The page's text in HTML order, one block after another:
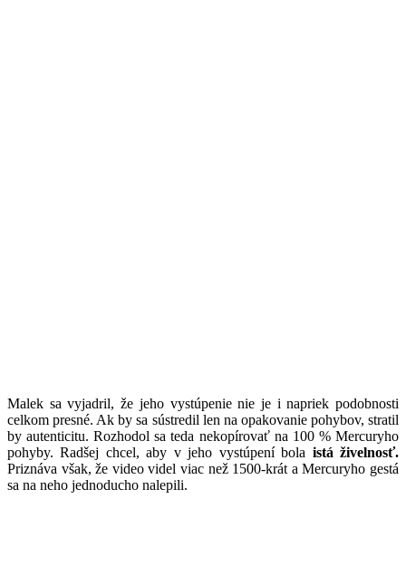
Malek sa vyjadril, že jeho vystúpenie nie je i napriek podobnosti
celkom presné. Ak by sa sústredil len na opakovanie pohybov, stratil
by autenticitu. Rozhodol sa teda nekopírovať na 100 % Mercuryho
pohyby. Radšej chcel, aby v jeho vystúpení bola istá živelnosť.
Priznáva však, že video videl viac než 1500-krát a Mercuryho gestá
sa na neho jednoducho nalepili.